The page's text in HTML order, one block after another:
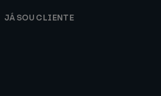
JÁ SOU CLIENTE